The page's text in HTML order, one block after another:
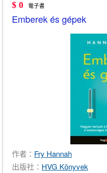
$ 0 電子書
Emberek és gépek
作者： Fry Hannah
出版社： HVG Könyvek